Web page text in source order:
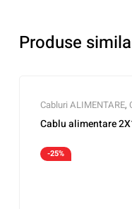
Produse
Cabluri ALIMENTARE,
Cablu alimentare
-25%